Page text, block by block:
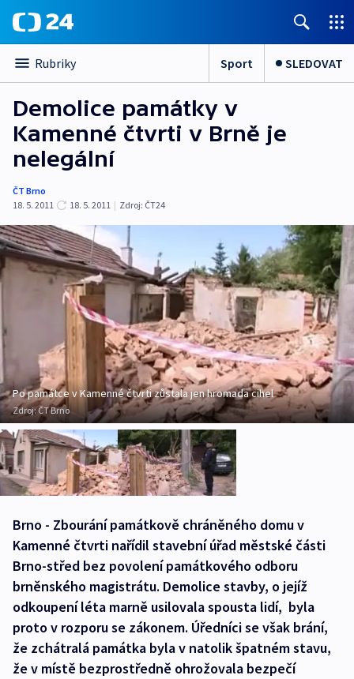
Rubriky Sport SLEDOVAT
Demolice památky v
Kamenné čtvrti v Brně je
nelegální
ČT Brno
18. 5. 2011
18. 5. 2011 | Zdroj: ČT24
Po památce v Kamenné čtvrti zůstala jen hromada cihel
Zdroj:ČT Brno
Brno - Zbourání památkově chráněného domu v
Kamenné čtvrti nařídil stavební úřad městské části
Brno-střed bez povolení památkového odboru
brněnského magistrátu. Demolice stavby, o jejíž
odkoupení léta marně usilovala spousta lidí, byla
proto v rozporu se zákonem. Úředníci se však brání,
že zchátralá památka byla v natolik špatném stavu,
že v místě bezprostředně ohrožovala bezpečí